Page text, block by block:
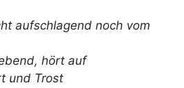
aufschlagend noch vom
hört auf
und Trost